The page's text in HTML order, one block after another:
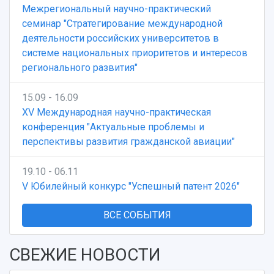
3D-тур по университету
Музеи
Учебный аэродром
Центр истории авиационных двигателей
Ботанический сад
Международный межвузовский кампус
Сведения об образовательной организации
Публикации и издания
Отчеты о проведенных конференциях
Межрегиональный научно-практический
семинар "Стратегирование международной
деятельности российских университетов в
системе национальных приоритетов и интересов
регионального развития"
15.09 - 16.09
XV Международная научно-практическая
конференция "Актуальные проблемы и
перспективы развития гражданской авиации"
19.10 - 06.11
V Юбилейный конкурс "Успешный патент 2026"
ВСЕ СОБЫТИЯ
СВЕЖИЕ НОВОСТИ